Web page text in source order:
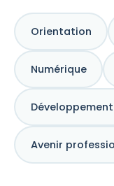
Orientation
Numérique
Avenir